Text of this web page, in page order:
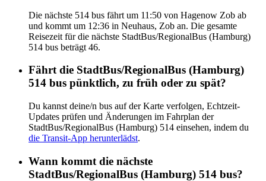
Die nächste 514 bus fährt um 11:50 von Hagenow Zob ab
und kommt um 12:36 in Neuhaus, Zob an. Die gesamte
Reisezeit für die nächste StadtBus/RegionalBus (Hamburg)
514 bus beträgt 46.
Fährt die StadtBus/RegionalBus (Hamburg)
514 bus pünktlich, zu früh oder zu spät?
Du kannst deine/n bus auf der Karte verfolgen, Echtzeit-
Updates prüfen und Änderungen im Fahrplan der
StadtBus/RegionalBus (Hamburg) 514 einsehen, indem du
die Transit-App herunterlädst.
Wann kommt die nächste
StadtBus/RegionalBus (Hamburg) 514 bus?